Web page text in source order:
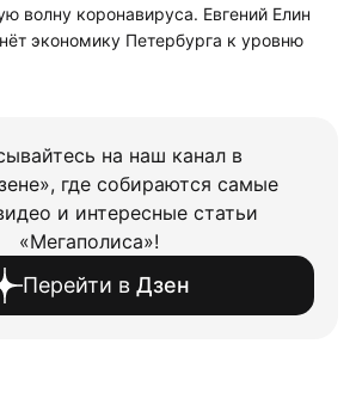
волну коронавируса. Евгений Елин
экономику Петербурга к уровню
на наш канал в
где собираются самые
и интересные статьи
«Мегаполиса»!
Перейти в Дзен